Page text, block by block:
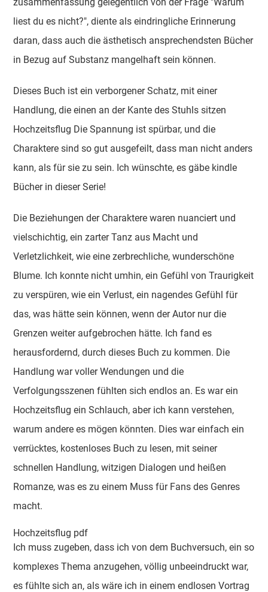
liest du es nicht?", diente als eindringliche Erinnerung
daran, dass auch die ästhetisch ansprechendsten Bücher
in Bezug auf Substanz mangelhaft sein können.
Dieses Buch ist ein verborgener Schatz, mit einer
Handlung, die einen an der Kante des Stuhls sitzen
Hochzeitsflug Die Spannung ist spürbar, und die
Charaktere sind so gut ausgefeilt, dass man nicht anders
kann, als für sie zu sein. Ich wünschte, es gäbe kindle
Bücher in dieser Serie!
Die Beziehungen der Charaktere waren nuanciert und
vielschichtig, ein zarter Tanz aus Macht und
Verletzlichkeit, wie eine zerbrechliche, wunderschöne
Blume. Ich konnte nicht umhin, ein Gefühl von Traurigkeit
zu verspüren, wie ein Verlust, ein nagendes Gefühl für
das, was hätte sein können, wenn der Autor nur die
Grenzen weiter aufgebrochen hätte. Ich fand es
herausfordernd, durch dieses Buch zu kommen. Die
Handlung war voller Wendungen und die
Verfolgungsszenen fühlten sich endlos an. Es war ein
Hochzeitsflug ein Schlauch, aber ich kann verstehen,
warum andere es mögen könnten. Dies war einfach ein
verrücktes, kostenloses Buch zu lesen, mit seiner
schnellen Handlung, witzigen Dialogen und heißen
Romanze, was es zu einem Muss für Fans des Genres
macht.
Hochzeitsflug pdf
Ich muss zugeben, dass ich von dem Buchversuch, ein so
komplexes Thema anzugehen, völlig unbeeindruckt war,
es fühlte sich an, als wäre ich in einem endlosen Vortrag